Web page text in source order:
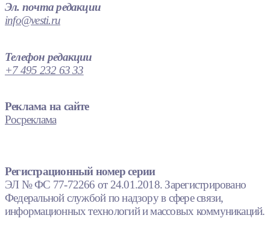
Эл. почта редакции
info@vesti.ru
Телефон редакции
+7 495 232 63 33
Реклама на сайте
Росреклама
Регистрационный номер серии
ЭЛ № ФС 77-72266 от 24.01.2018. Зарегистрировано
Федеральной службой по надзору в сфере связи,
информационных технологий и массовых коммуникаций.